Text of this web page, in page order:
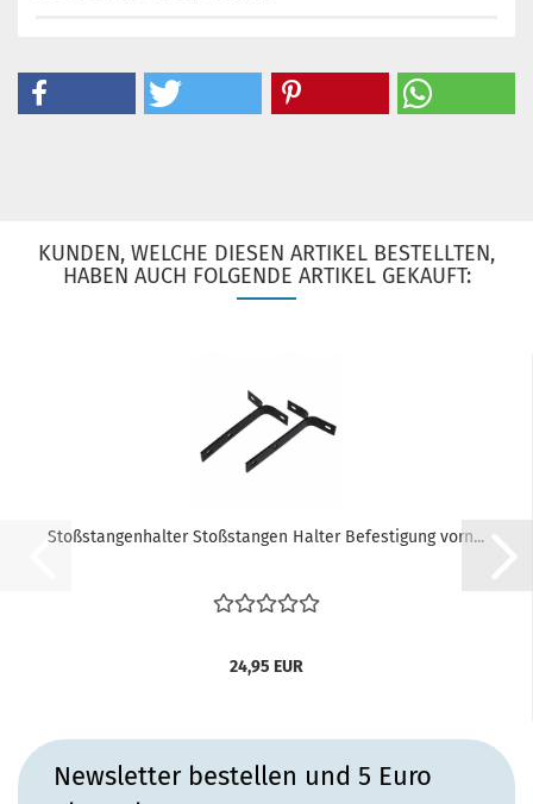
KUNDEN, WELCHE DIESEN ARTIKEL BESTELLTEN,
HABEN AUCH FOLGENDE ARTIKEL GEKAUFT:
Stoßstangenhalter Stoßstangen Halter Befestigung vorn...
24,95 EUR
Newsletter bestellen und 5 Euro